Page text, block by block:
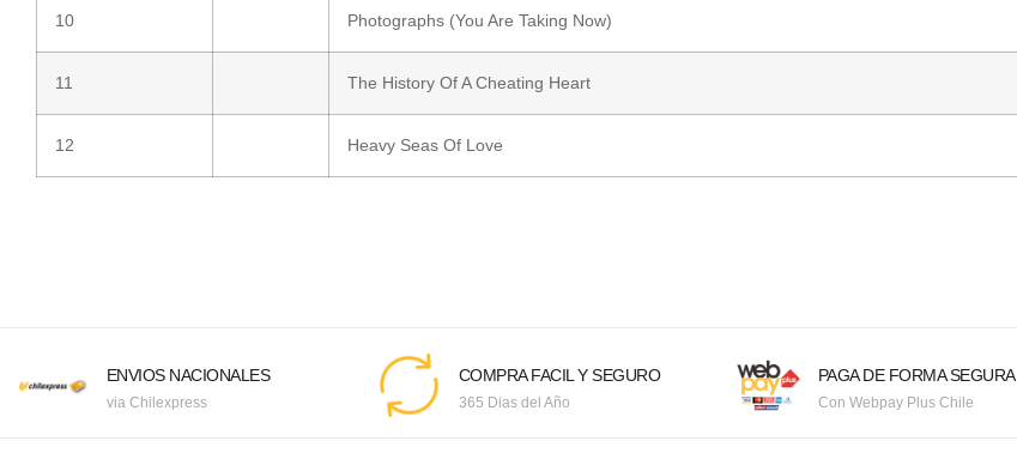
10 Photographs (You Are Taking Now)
11 The History Of A Cheating Heart
12 Heavy Seas Of Love
ENVIOS NACIONALES
via Chilexpress
COMPRA FACIL Y SEGURO
365 Dias del Año
PAGA DE FORMA SEGURA
Con Webpay Plus Chile